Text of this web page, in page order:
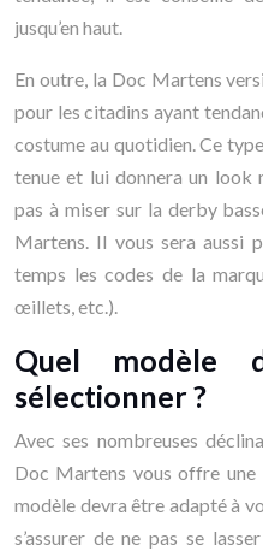
jusqu’en haut.
En outre, la Doc Martens
pour les citadins ayant
costume au quotidien. Ce
tenue et lui donnera un look
pas à miser sur la derby
Martens. Il vous sera aussi
temps les codes de la
œillets, etc.).
Quel modèle
sélectionner ?
Avec ses nombreuses
Doc Martens vous offre une
modèle devra être adapté à
s’assurer de ne pas se